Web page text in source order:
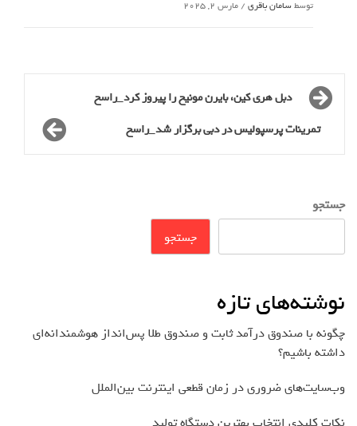
توسطسامان باقری / مارس 2, 2025
دبل هری کین، بایرن مونیخ را پیروز کرد_راسخ
تمرینات پرسپولیس در دبی برگزار شد_راسخ
جستجو
جستجو
نوشته‌های تازه
چگونه با صندوق درآمد ثابت و صندوق طلا پس‌انداز هوشمندانه‌ای
داشته باشیم؟
وب‌سایت‌های ضروری در زمان قطعی اینترنت بین‌الملل